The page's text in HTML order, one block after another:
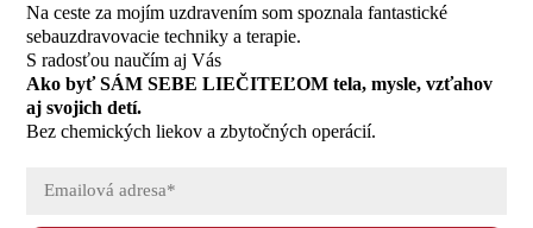
Na ceste za mojím uzdravením som spoznala fantastické
sebauzdravovacie techniky a terapie.
S radosťou naučím aj Vás
Ako byť SÁM SEBE LIEČITEĽOM tela, mysle, vzťahov
aj svojich detí.
Bez chemických liekov a zbytočných operácií.